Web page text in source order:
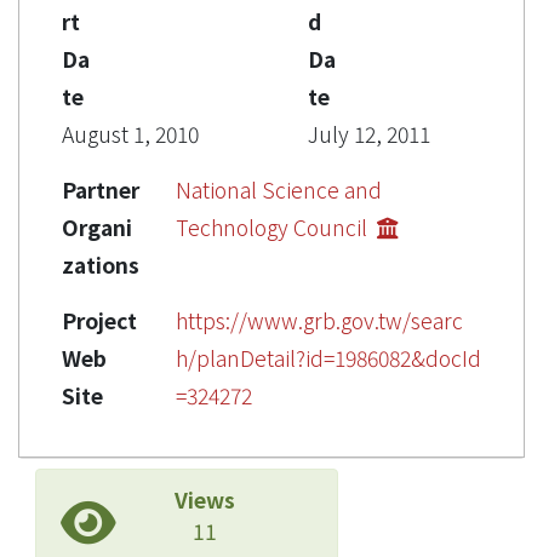
rt
Da
te
August 1, 2010
d
Da
te
July 12, 2011
Partner
Organi
zations
National Science and
Technology Council
Project
Web
Site
https://www.grb.gov.tw/searc
h/planDetail?id=1986082&docId
=324272
Views
11